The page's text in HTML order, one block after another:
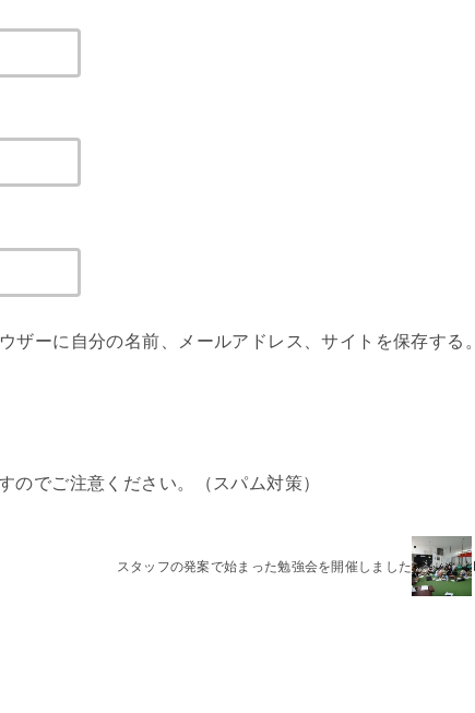
ザーに自分の名前、メールアドレス、サイトを保存する。
のでご注意ください。（スパム対策）
スタッフの発案で始まった勉強会を開催しました